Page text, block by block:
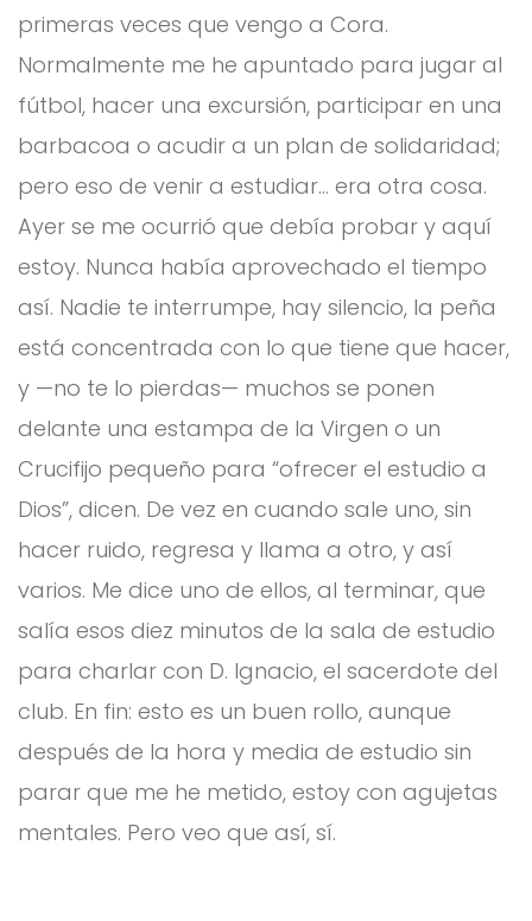
primeras veces que vengo a Cora.
Normalmente me he apuntado para jugar al
fútbol, hacer una excursión, participar en una
barbacoa o acudir a un plan de solidaridad;
pero eso de venir a estudiar… era otra cosa.
Ayer se me ocurrió que debía probar y aquí
estoy. Nunca había aprovechado el tiempo
así. Nadie te interrumpe, hay silencio, la peña
está concentrada con lo que tiene que hacer,
y —no te lo pierdas— muchos se ponen
delante una estampa de la Virgen o un
Crucifijo pequeño para “ofrecer el estudio a
Dios”, dicen. De vez en cuando sale uno, sin
hacer ruido, regresa y llama a otro, y así
varios. Me dice uno de ellos, al terminar, que
salía esos diez minutos de la sala de estudio
para charlar con D. Ignacio, el sacerdote del
club. En fin: esto es un buen rollo, aunque
después de la hora y media de estudio sin
parar que me he metido, estoy con agujetas
mentales. Pero veo que así, sí.